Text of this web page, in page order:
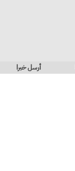
أرسل خبرا